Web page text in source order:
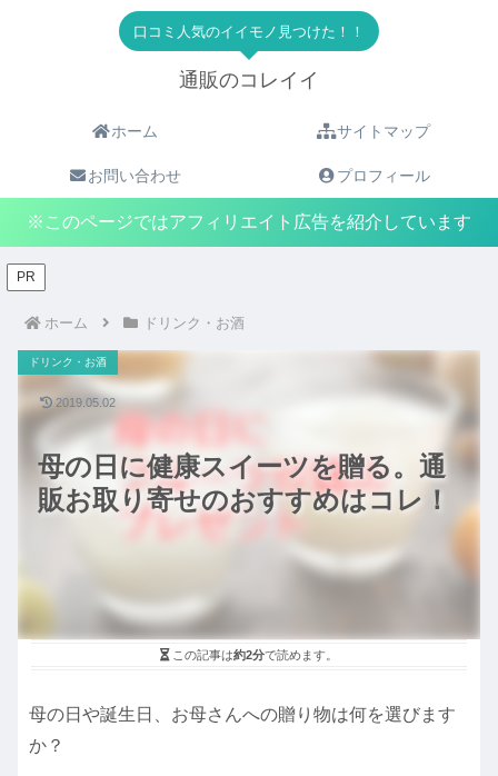
口コミ人気のイイモノ見つけた！！
通販のコレイイ
ホーム サイトマップ
お問い合わせ プロフィール
※このページではアフィリエイト広告を紹介しています
PR
ホーム ドリンク・お酒
母の日に健康スイーツを贈る。通
販お取り寄せのおすすめはコレ！
ドリンク・お酒
2019.05.02
この記事は約2分で読めます。
母の日や誕生日、お母さんへの贈り物は何を選びます
か？